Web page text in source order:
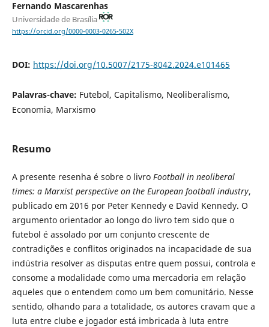
Fernando Mascarenhas
Universidade de Brasília
https://orcid.org/0000-0003-0265-502X
DOI: https://doi.org/10.5007/2175-8042.2024.e101465
Palavras-chave: Futebol, Capitalismo, Neoliberalismo,
Economia, Marxismo
Resumo
A presente resenha é sobre o livro Football in neoliberal
times: a Marxist perspective on the European football industry,
publicado em 2016 por Peter Kennedy e David Kennedy. O
argumento orientador ao longo do livro tem sido que o
futebol é assolado por um conjunto crescente de
contradições e conflitos originados na incapacidade de sua
indústria resolver as disputas entre quem possui, controla e
consome a modalidade como uma mercadoria em relação
aqueles que o entendem como um bem comunitário. Nesse
sentido, olhando para a totalidade, os autores cravam que a
luta entre clube e jogador está imbricada à luta entre